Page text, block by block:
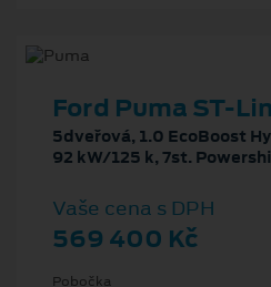
Ford Puma ST-
5dveřová, 1.0 EcoBoost
92 kW/125 k, 7st.
Vaše cena s DPH
569 400 Kč
Pobočka